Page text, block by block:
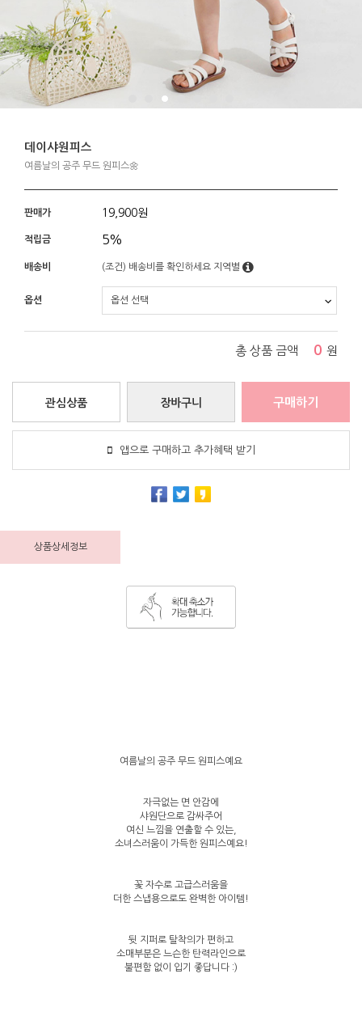
데이샤원피스
여름날의 공주 무드 원피스🌼
판매가 19,900원
적립금 5%
배송비 (조건) 배송비를 확인하세요 지역별
옵션
총 상품 금액 0 원
장바구니
관심상품 구매하기
앱으로 구매하고 추가혜택 받기
상품상세정보
여름날의 공주 무드 원피스예요
자극없는 면 안감에
샤원단으로 감싸주어
여신 느낌을 연출할 수 있는,
소녀스러움이 가득한 원피스예요!
꽃 자수로 고급스러움을
더한 스냅용으로도 완벽한 아이템!
뒷 지퍼로 탈착의가 편하고
소매부분은 느슨한 탄력라인으로
불편함 없이 입기 좋답니다 :)